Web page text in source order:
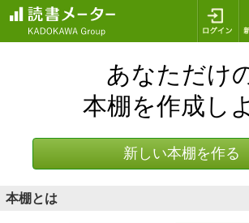
あなただけ
本棚を作成し
新しい本棚を作る
本棚とは